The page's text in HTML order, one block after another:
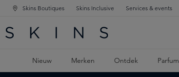
NAVIGATIE
DE HOOFDINHOUD
Skins Boutiques Skins Inclusive Services & events
Nieuw Merken Ontdek Parfum